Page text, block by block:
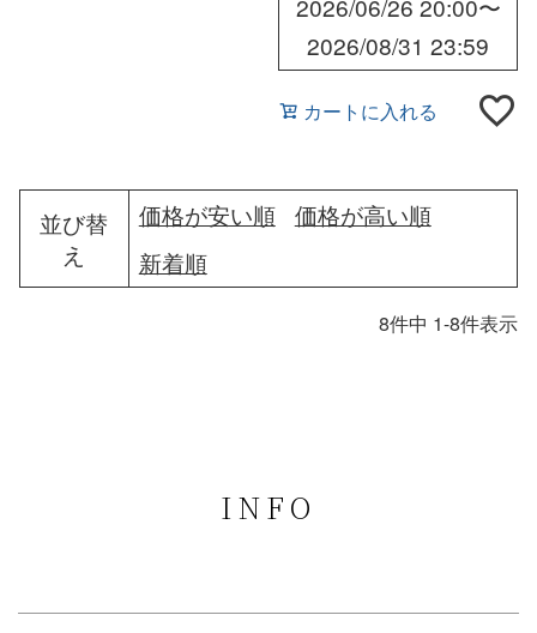
2026/06/26 20:00〜
2026/08/31 23:59
カートに入れる
並び替
え
価格が安い順
価格が高い順
新着順
8件中 1-8件表示
INFO